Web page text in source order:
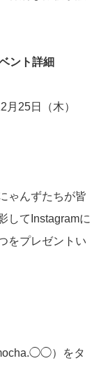
ント詳細
25日（木）
ゃんずたちが皆
してInstagramに
をプレゼントい
）をタ